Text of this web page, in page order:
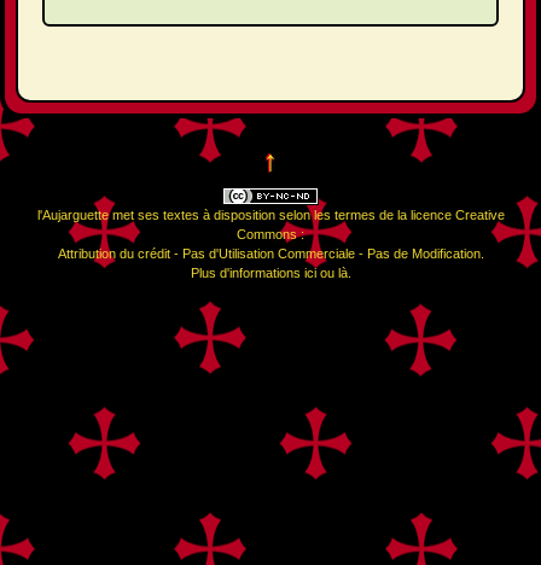
↑
l'Aujarguettemet ses textes à disposition selon les termes de la licence Creative
Commons :
Attribution du crédit - Pas d'Utilisation Commerciale - Pas de Modification.
Plus d'informations iciou là.